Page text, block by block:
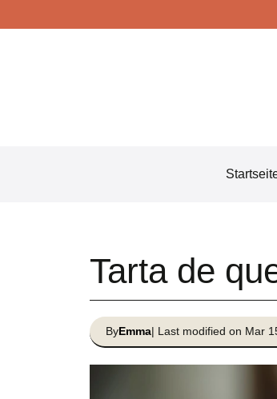
Tarta de
ByEmma| Last modified on Mar